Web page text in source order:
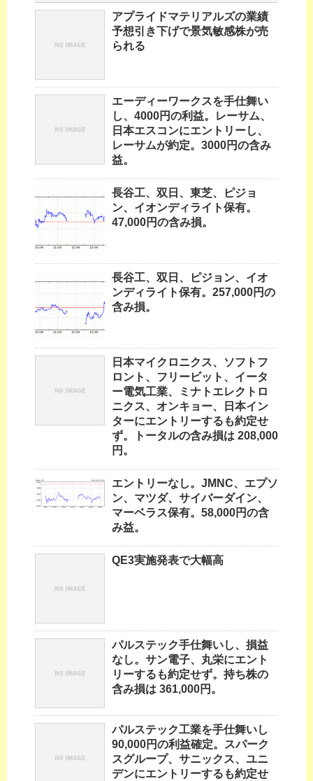
アプライドマテリアルズの業績
予想引き下げで景気敏感株が売
られる
エーディーワークスを手仕舞い
し、4000円の利益。レーサム、
日本エスコンにエントリーし、
レーサムが約定。3000円の含み
益。
長谷工、双日、東芝、ピジョ
ン、イオンディライト保有。
47,000円の含み損。
長谷工、双日、ピジョン、イオ
ンディライト保有。257,000円の
含み損。
日本マイクロニクス、ソフトフ
ロント、フリービット、イータ
ー電気工業、ミナトエレクトロ
ニクス、オンキョー、日本イン
ターにエントリーするも約定せ
ず。トータルの含み損は 208,000
円。
エントリーなし。JMNC、エプソ
ン、マツダ、サイバーダイン、
マーベラス保有。58,000円の含
み益。
QE3実施発表で大幅高
パルステック手仕舞いし、損益
なし。サン電子、丸栄にエント
リーするも約定せず。持ち株の
含み損は 361,000円。
パルステック工業を手仕舞いし
90,000円の利益確定。スパーク
スグループ、サニックス、ユニ
デンにエントリーするも約定せ